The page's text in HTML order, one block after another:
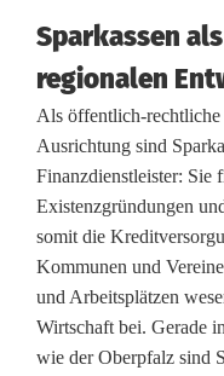
r
s
i
t
z
e
n
d
Sparkassen
regionalen
Als öffentlich-
Ausrichtung sind
Finanzdienstleister: Sie
Existenzgründungen
somit die
Kommunen und
und Arbeitsplätzen
Wirtschaft bei. Gerade
wie der Oberpfalz sind